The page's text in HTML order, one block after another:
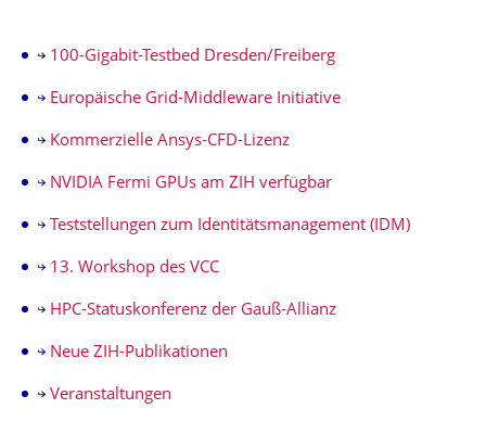
100-Gigabit-Testbed Dresden/Freiberg
Europäische Grid-Middleware Initiative
Kommerzielle Ansys-CFD-Lizenz
NVIDIA Fermi GPUs am ZIH verfügbar
Teststellungen zum Identitätsmanagement (IDM)
13. Workshop des VCC
HPC-Statuskonferenz der Gauß-Allianz
Neue ZIH-Publikationen
Veranstaltungen